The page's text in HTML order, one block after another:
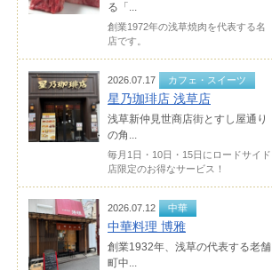
る「...
創業1972年の浅草焼肉を代表する名
店です。
2026.07.17 カフェ・スイーツ
星乃珈琲店 浅草店
浅草新仲見世商店街とすし屋通り
の角...
毎月1日・10日・15日にロードサイド
店限定のお得なサービス！
2026.07.12 中華
中華料理 博雅
創業1932年、浅草の代表する老舗
町中...